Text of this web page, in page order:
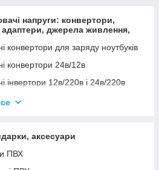
напруги: конвертори,
адаптери, джерела живлення,
конвертори для заряду ноутбуків
конвертори 24в/12в
інвертори 12в/220в і 24в/220в
аксесуари
ПВХ